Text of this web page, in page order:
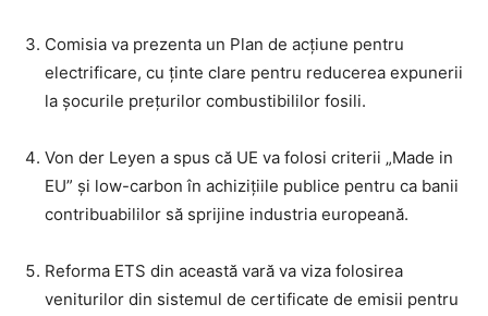
Comisia va prezenta un Plan de acțiune pentru
electrificare, cu ținte clare pentru reducerea expunerii
la șocurile prețurilor combustibililor fosili.
Von der Leyen a spus că UE va folosi criterii „Made in
EU” și low-carbon în achizițiile publice pentru ca banii
contribuabililor să sprijine industria europeană.
Reforma ETS din această vară va viza folosirea
veniturilor din sistemul de certificate de emisii pentru